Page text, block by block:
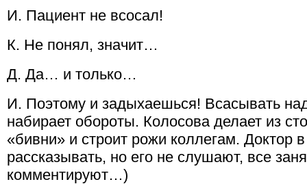
И. Пациент не всосал!
К. Не понял, значит…
Д. Да… и только…
И. Поэтому и задыхаешься! Всасывать
набирает обороты. Колосова делает из
«бивни» и строит рожи коллегам. Доктор
рассказывать, но его не слушают, все
комментируют…)